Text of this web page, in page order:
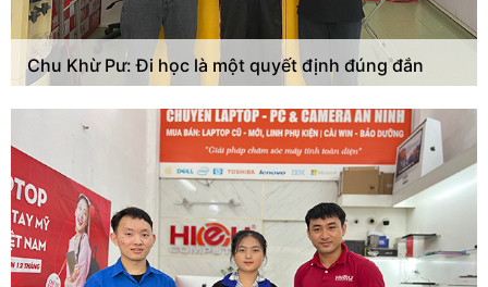
Chu Khừ Pư: Đi học là một quyết định đúng đắn